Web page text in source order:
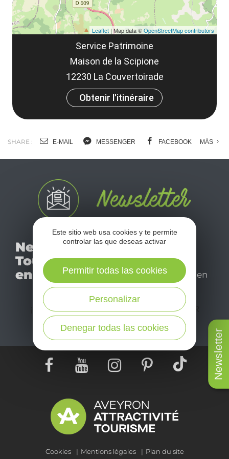
Newsletter
Service Patrimoine
Maison de la Scipione
12230 La Couvertoirade
Obtenir l'itinéraire
Leaflet | Map data ©OpenStreetMap contributors
SHARE : E-MAIL MESSENGER FACEBOOK MÁS
Newsletter
Tourismo
en Aveyron
No se pierda nuestro
déjese inspirar para
disfrutar de su estancia en
el Aveyron.
¡SUSCRÍBASE A NUESTRO NEWSLETTER
AQUÍ!
Cookies Mentions légales Plan du site
Este sitio web usa cookies y te permite
controlar las que deseas activar
Denegar todas las cookies
Personalizar
Permitir todas las cookies